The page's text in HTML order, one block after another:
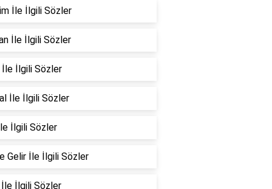
İle İlgili Sözler
İle İlgili Sözler
İle İlgili Sözler
İle İlgili Sözler
İlgili Sözler
Gelir İle İlgili Sözler
İlgili Sözler